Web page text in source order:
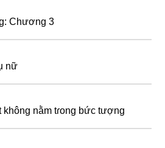
Chương 3
nữ
không nằm tɾong bức tượng